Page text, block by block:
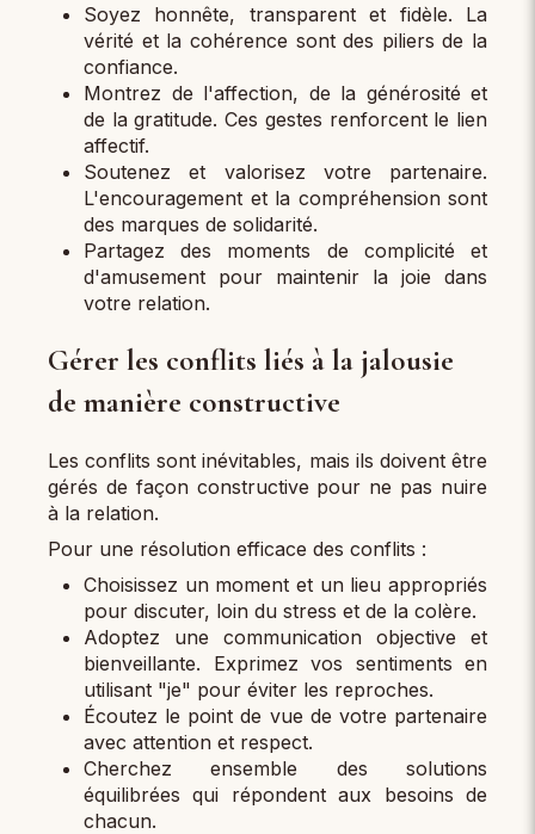
Soyez honnête, transparent et fidèle. La
vérité et la cohérence sont des piliers de la
confiance.
Montrez de l'affection, de la générosité et
de la gratitude. Ces gestes renforcent le lien
affectif.
Soutenez et valorisez votre partenaire.
L'encouragement et la compréhension sont
des marques de solidarité.
Partagez des moments de complicité et
d'amusement pour maintenir la joie dans
votre relation.
Gérer les conflits liés à la jalousie
de manière constructive
Les conflits sont inévitables, mais ils doivent être
gérés de façon constructive pour ne pas nuire
à la relation.
Pour une résolution efficace des conflits :
Choisissez un moment et un lieu appropriés
pour discuter, loin du stress et de la colère.
Adoptez une communication objective et
bienveillante. Exprimez vos sentiments en
utilisant "je" pour éviter les reproches.
Écoutez le point de vue de votre partenaire
avec attention et respect.
Cherchez ensemble des solutions
équilibrées qui répondent aux besoins de
chacun.